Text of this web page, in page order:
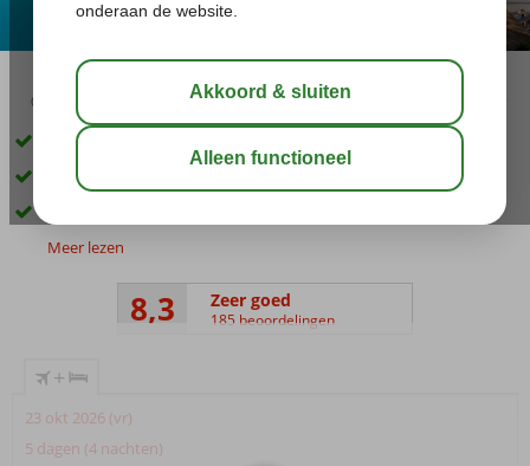
03:45 aug 33°C
Direct aan het strand
Zwembad met glijbanen
Meer lezen
8,3 Zeer goed
185 beoordelingen
+
23 okt 2026 (vr)
5 dagen (4 nachten)